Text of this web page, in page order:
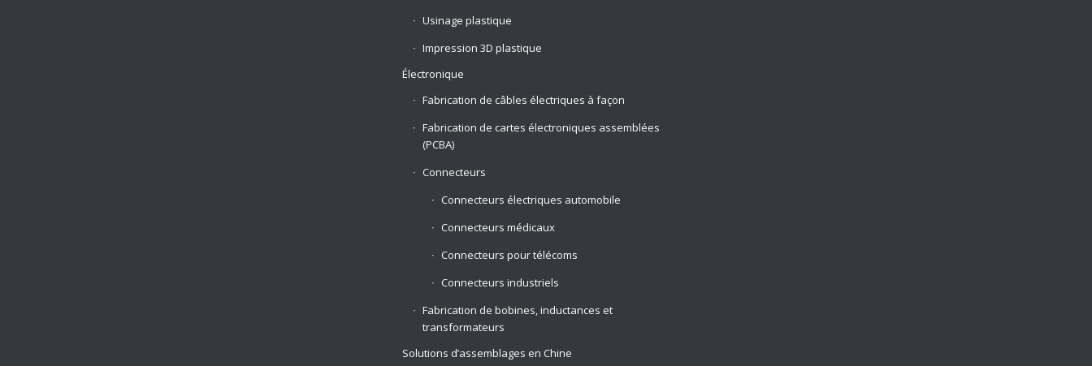
Usinage plastique
Impression 3D plastique
Électronique
Fabrication de câbles électriques à façon
Fabrication de cartes électroniques assemblées
(PCBA)
Connecteurs
Connecteurs électriques automobile
Connecteurs médicaux
Connecteurs pour télécoms
Connecteurs industriels
Fabrication de bobines, inductances et
transformateurs
Solutions d’assemblages en Chine